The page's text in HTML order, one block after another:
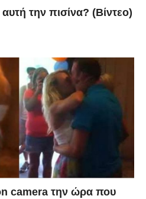
την πισίνα? (Βίντεο)
camera την ώρα που